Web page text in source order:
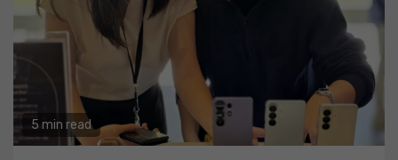
5 min read